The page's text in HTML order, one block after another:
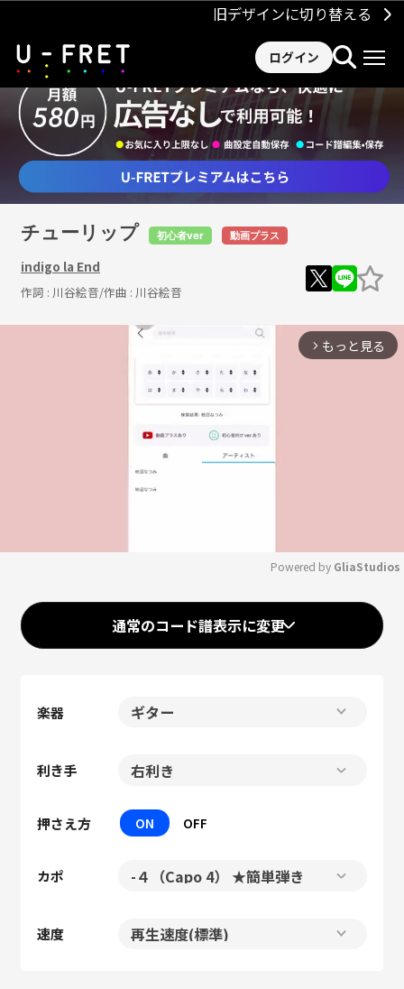
旧デザインに切り替える
ログイン
チューリップ 初心者ver 動画プラス
indigo la End
作詞 : 川谷絵音/作曲 : 川谷絵音
arrow_forward_ios もっと見る
Mute
Powered by GliaStudios
通常のコード譜表示に変更
楽器
利き手
押さえ方 ON OFF
カポ
速度